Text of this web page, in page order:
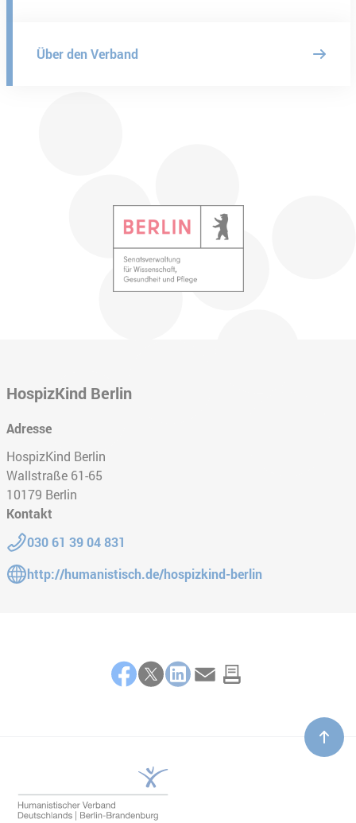
Über den Verband
HospizKind Berlin
Adresse
HospizKind Berlin
Wallstraße 61-65
10179 Berlin
Kontakt
Telefon:
030 61 39 04 831
Gehe zur Website:
http://humanistisch.de/hospizkind-berlin